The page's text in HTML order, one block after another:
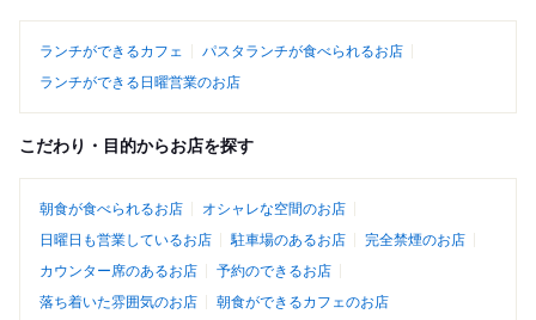
ランチができるカフェ
パスタランチが食べられるお店
ランチができる日曜営業のお店
こだわり・目的からお店を探す
朝食が食べられるお店
オシャレな空間のお店
日曜日も営業しているお店
駐車場のあるお店
完全禁煙のお店
カウンター席のあるお店
予約のできるお店
落ち着いた雰囲気のお店
朝食ができるカフェのお店